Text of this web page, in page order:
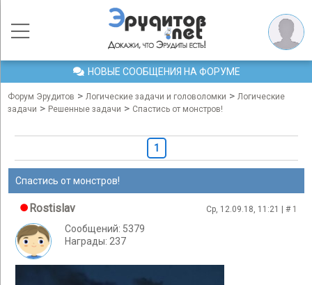
НОВЫЕ СООБЩЕНИЯ НА ФОРУМЕ
Форум Эрудитов > Логические задачи и головоломки > Логические
задачи > Решенные задачи > Спастись от монстров!
1
Спастись от монстров!
Rostislav Ср, 12.09.18, 11:21 | # 1
Сообщений: 5379
Награды: 237